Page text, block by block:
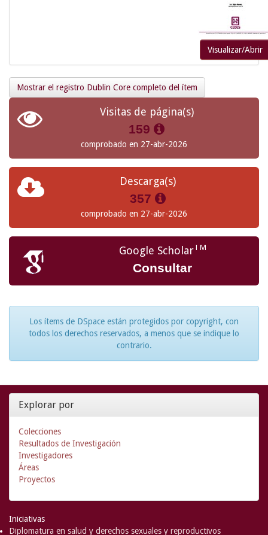
Visualizar/Abrir
Mostrar el registro Dublin Core completo del ítem
Visitas de página(s)
159
comprobado en 27-abr-2026
Descarga(s)
357
comprobado en 27-abr-2026
Google ScholarTM
Consultar
Los ítems de DSpace están protegidos por copyright, con
todos los derechos reservados, a menos que se indique lo
contrario.
Explorar por
Colecciones
Resultados de Investigación
Investigadores
Áreas
Proyectos
Iniciativas
Diplomatura en salud y derechos sexuales y reproductivos